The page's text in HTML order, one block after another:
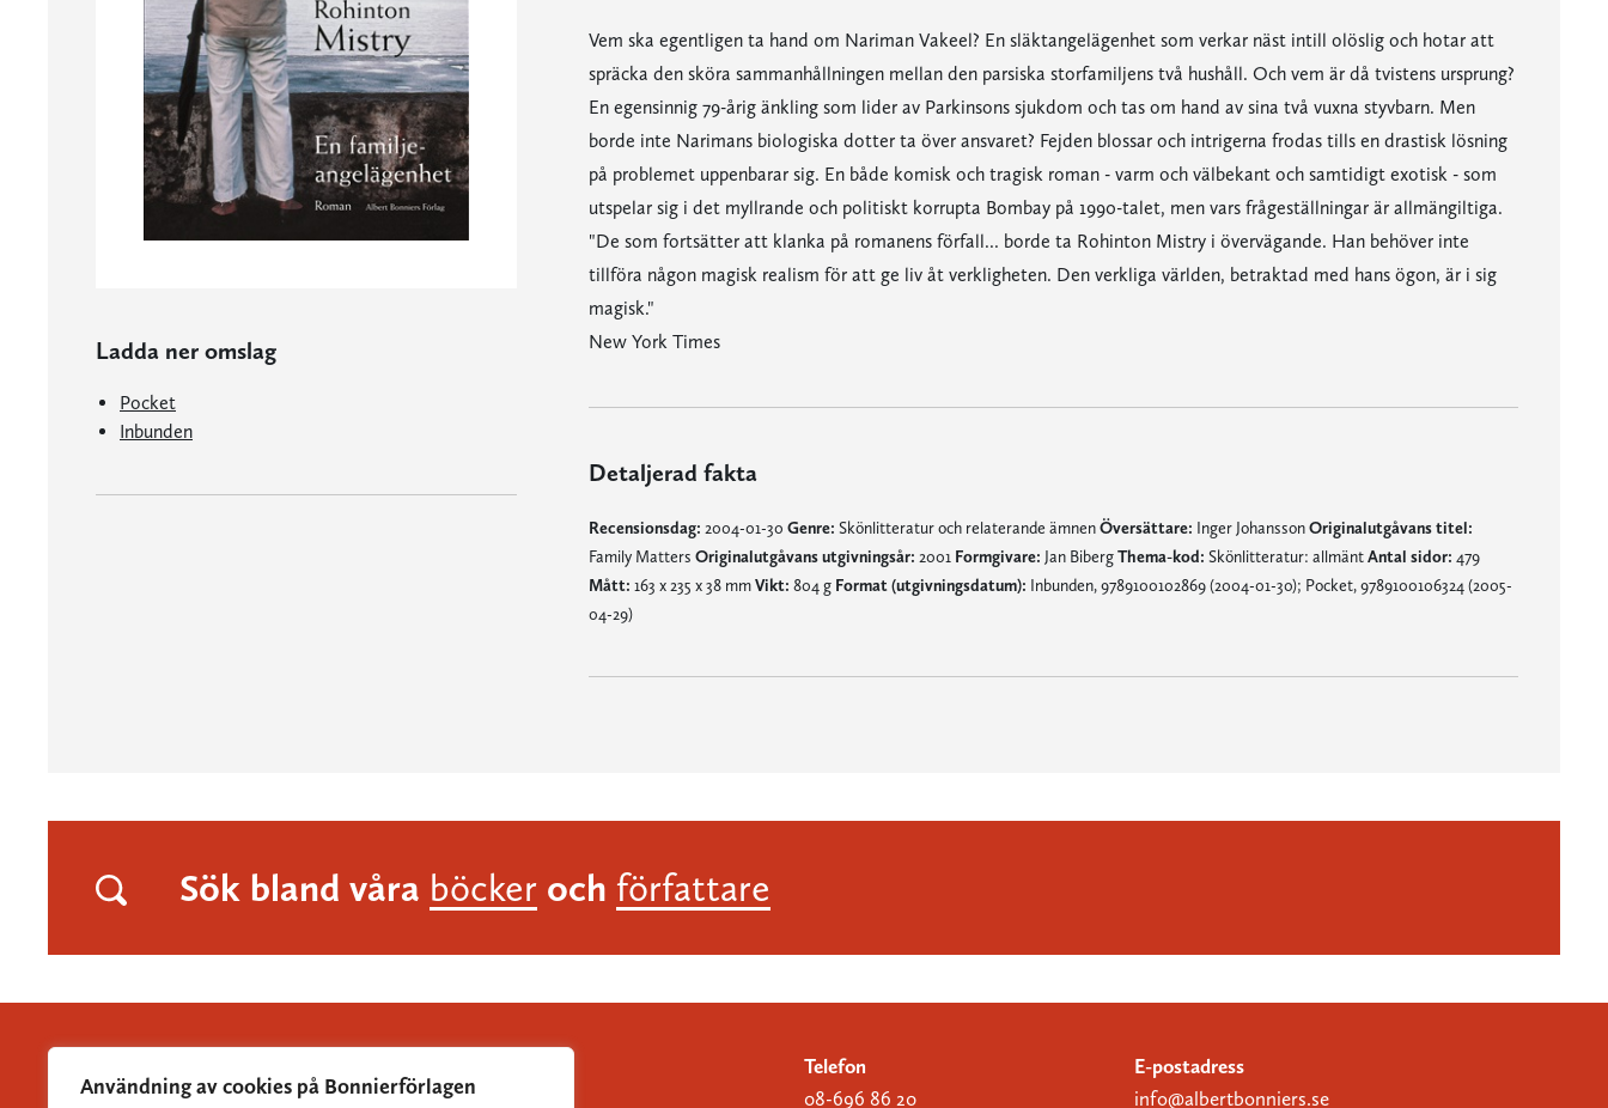
Användning av cookies på Bonnierförlagen
Ladda ner omslag
Pocket
Inbunden
Vem ska egentligen ta hand om Nariman Vakeel? En släktangelägenhet som verkar näst intill olöslig och hotar att
spräcka den sköra sammanhållningen mellan den parsiska storfamiljens två hushåll. Och vem är då tvistens ursprung?
En egensinnig 79-årig änkling som lider av Parkinsons sjukdom och tas om hand av sina två vuxna styvbarn. Men
borde inte Narimans biologiska dotter ta över ansvaret? Fejden blossar och intrigerna frodas tills en drastisk lösning
på problemet uppenbarar sig. En både komisk och tragisk roman - varm och välbekant och samtidigt exotisk - som
utspelar sig i det myllrande och politiskt korrupta Bombay på 1990-talet, men vars frågeställningar är allmängiltiga.
"De som fortsätter att klanka på romanens förfall... borde ta Rohinton Mistry i övervägande. Han behöver inte
tillföra någon magisk realism för att ge liv åt verkligheten. Den verkliga världen, betraktad med hans ögon, är i sig
magisk."
New York Times
Detaljerad fakta
Recensionsdag: 2004-01-30 Genre: Skönlitteratur och relaterande ämnenÖversättare: Inger JohanssonOriginalutgåvans titel:
Family Matters Originalutgåvans utgivningsår: 2001 Formgivare: Jan BibergThema-kod: Skönlitteratur: allmäntAntal sidor: 479
Mått: 163 x 235 x 38 mmVikt: 804 g Format (utgivningsdatum): Inbunden, 9789100102869 (2004-01-30); Pocket, 9789100106324 (2005-
04-29)
Sök bland våra böcker och författare
Telefon
08-696 86 20
E-postadress
info@albertbonniers.se